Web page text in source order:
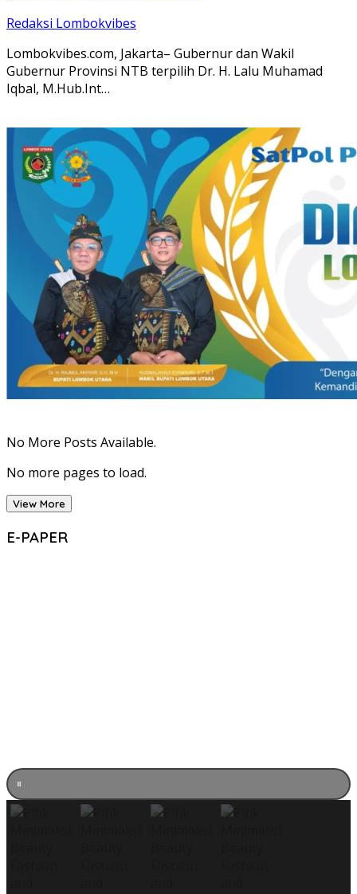
Redaksi Lombokvibes
Lombokvibes.com, Jakarta– Gubernur dan Wakil
Gubernur Provinsi NTB terpilih Dr. H. Lalu Muhamad
Iqbal, M.Hub.Int…
No More Posts Available.
No more pages to load.
View More
E-PAPER